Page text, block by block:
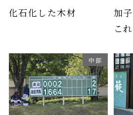
化石化した木材
加
こ
中部